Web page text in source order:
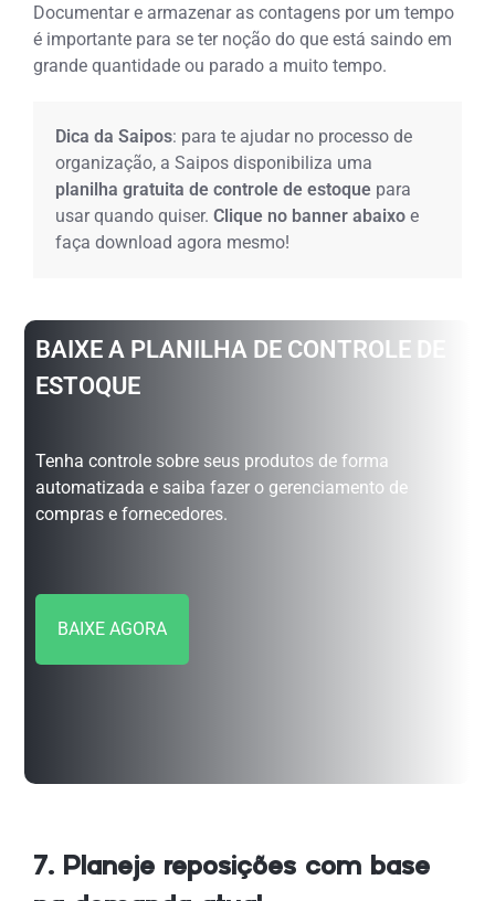
Documentar e armazenar as contagens por um tempo
é importante para se ter noção do que está saindo em
grande quantidade ou parado a muito tempo.
Dica da Saipos: para te ajudar no processo de
organização, a Saipos disponibiliza uma
planilha gratuita de controle de estoque para
usar quando quiser. Clique no banner abaixo e
faça download agora mesmo!
BAIXE A PLANILHA DE CONTROLE DE
ESTOQUE
Tenha controle sobre seus produtos de forma
automatizada e saiba fazer o gerenciamento de
compras e fornecedores.
BAIXE AGORA
7. Planeje reposições com base